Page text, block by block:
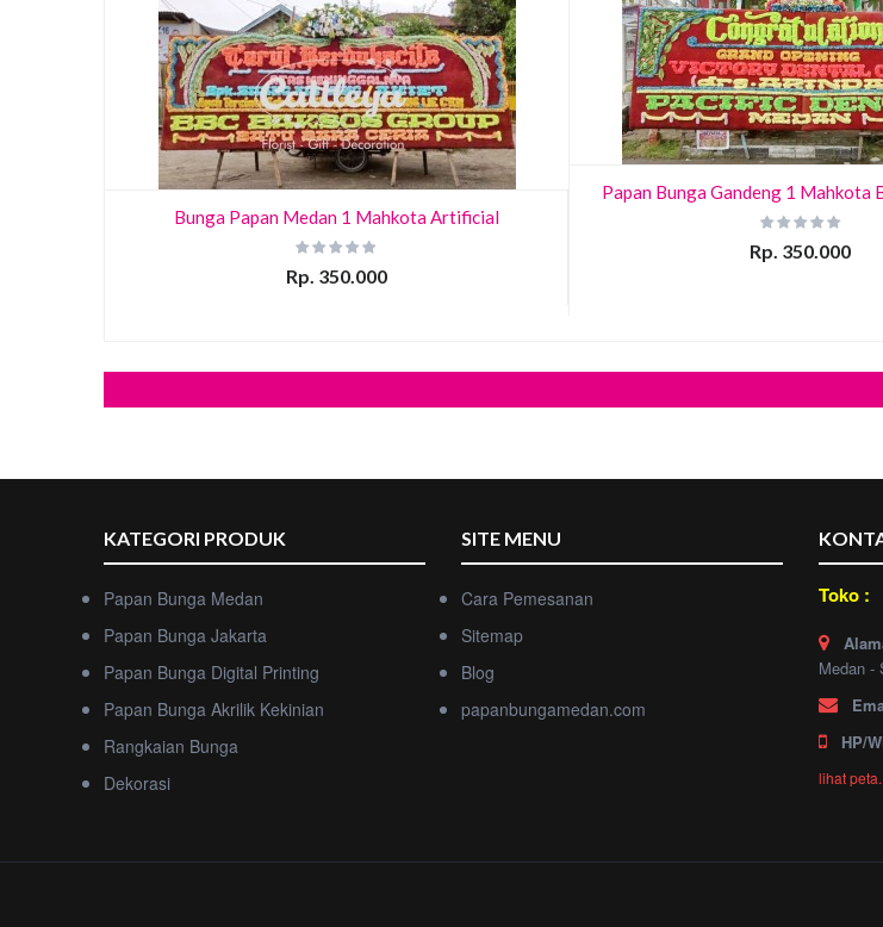
Bunga Papan Medan 1 Mahkota Artificial
Rp. 350.000
Papan Bunga Gandeng 1 Mahkota
Rp. 350.000
KATEGORI PRODUK
Papan Bunga Medan
Papan Bunga Jakarta
Papan Bunga Digital Printing
Papan Bunga Akrilik Kekinian
Rangkaian Bunga
Dekorasi
SITE MENU
Cara Pemesanan
Sitemap
Blog
papanbungamedan.com
Toko :
Medan -
HP/
lihat